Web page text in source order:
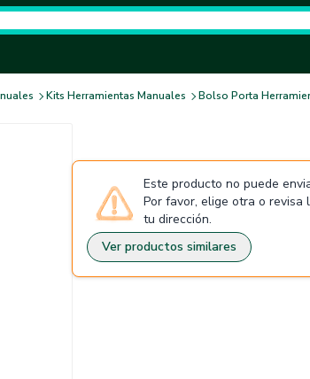
Kits Herramientas Manuales Bolso Porta
Este producto no puede
Por favor, elige otra o revisa
tu dirección.
Ver productos similares